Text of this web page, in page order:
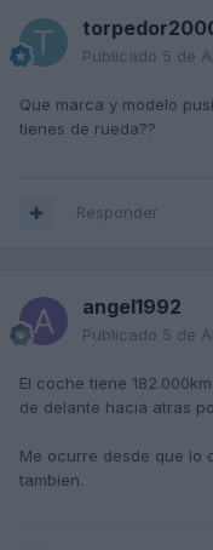
Publicado 5 de
Que marca y modelo
tienes de rueda??
Responder
angel1992
Publicado 5 de
El coche tiene
de delante hacia atras
Me ocurre desde que lo
tambien.